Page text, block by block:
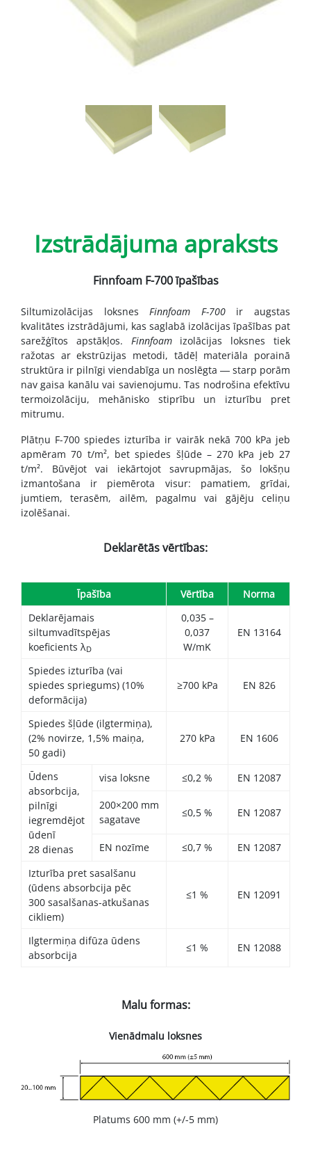
Izstrādājuma apraksts
Finnfoam F-700 īpašības
Siltumizolācijas loksnes Finnfoam F-700ir augstas
kvalitātes izstrādājumi, kas saglabā izolācijas īpašības pat
sarežģītos apstākļos. Finnfoamizolācijas loksnes tiek
ražotas ar ekstrūzijas metodi, tādēļ materiāla porainā
struktūra ir pilnīgi viendabīga un noslēgta ― starp porām
nav gaisa kanālu vai savienojumu. Tas nodrošina efektīvu
termoizolāciju, mehānisko stiprību un izturību pret
mitrumu.
Plātņu F-700 spiedes izturība ir vairāk nekā 700 kPa jeb
apmēram 70 t/m², bet spiedes šļūde – 270 kPa jeb 27
t/m². Būvējot vai iekārtojot savrupmājas, šo lokšņu
izmantošana ir piemērota visur: pamatiem, grīdai,
jumtiem, terasēm, ailēm, pagalmu vai gājēju celiņu
izolēšanai.
Deklarētās vērtības:
Īpašība Vērtība
Norma
Deklarējamais
siltumvadītspējas
koeficients λD
0,035 –
0,037
W/mK
EN 13164
Spiedes izturība (vai
spiedes spriegums) (10%
deformācija)
≥700 kPa EN 826
Spiedes šļūde (ilgtermiņa),
(2% novirze, 1,5% maiņa,
50 gadi)
270 kPa EN 1606
Ūdens
absorbcija,
pilnīgi
iegremdējot
ūdenī
28 dienas
visa loksne ≤0,2 % EN 12087
200×200 mm
sagatave
≤0,5 % EN 12087
EN nozīme ≤0,7 %
EN 12087
Izturība pret sasalšanu
(ūdens absorbcija pēc
300 sasalšanas-atkušanas
cikliem)
≤1 % EN 12091
Ilgtermiņa difūza ūdens
absorbcija
≤1 % EN 12088
Malu formas:
Vienādmalu loksnes
Platums 600 mm (+/-5 mm)